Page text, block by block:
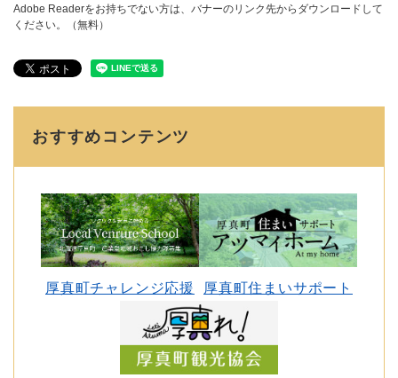
Adobe Readerをお持ちでない方は、バナーのリンク先からダウンロードして
ください。（無料）
おすすめコンテンツ
厚真町チャレンジ応援 厚真町住まいサポート